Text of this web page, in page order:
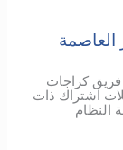
العاصمة
فريق كراجات
اشتراك ذات
النظام